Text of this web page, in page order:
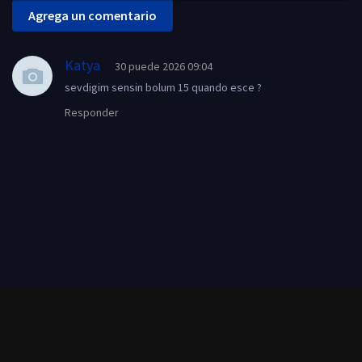
Agrega un comentario
Katya
30 puede 2026 09:04
sevdigim sensin bolum 15 quando esce ?
Responder